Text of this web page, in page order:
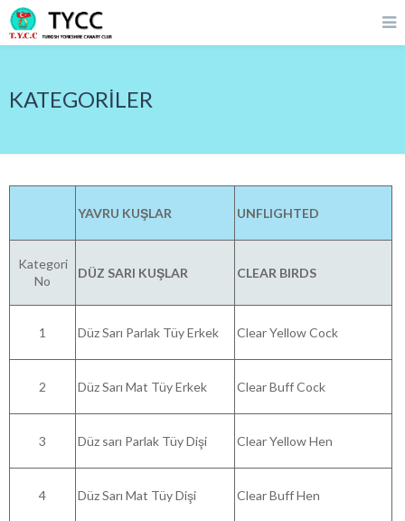
KATEGORİLER
YAVRU KUŞLAR UNFLIGHTED
Kategori
No
DÜZ SARI KUŞLAR CLEAR BIRDS
1 Düz Sarı Parlak Tüy Erkek Clear Yellow Cock
2 Düz Sarı Mat Tüy Erkek Clear Buff Cock
3 Düz sarı Parlak Tüy Dişi Clear Yellow Hen
4 Düz Sarı Mat Tüy Dişi Clear Buff Hen